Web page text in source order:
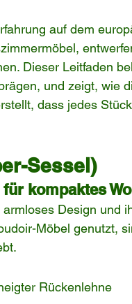
auf dem
Dieser Leitfaden
und zeigt, wie
dass jedes
Sessel)
kompaktes
Design und
Möbel genutzt,
Rückenlehne